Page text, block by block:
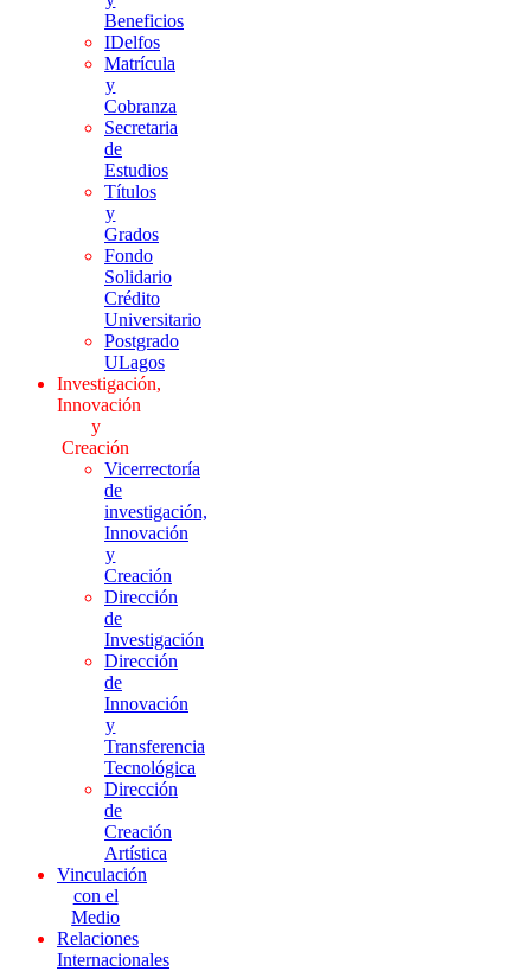
Beneficios
IDelfos
Matrícula
y
Cobranza
Secretaria
de
Estudios
Títulos
y
Grados
Fondo
Solidario
Crédito
Universitario
Postgrado
ULagos
Investigación,
Innovación
y
Creación
Vicerrectoría
de
investigación,
Innovación
y
Creación
Dirección
de
Investigación
Dirección
de
Innovación
y
Transferencia
Tecnológica
Dirección
de
Creación
Artística
Vinculación
con el
Medio
Relaciones
Internacionales